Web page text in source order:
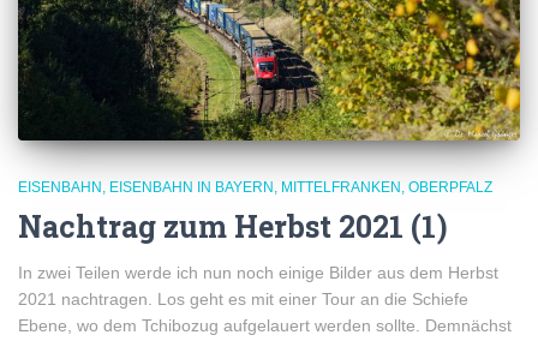
EISENBAHN EISENBAHN IN BAYERN MITTELFRANKEN OBERPFALZ
Nachtrag zum Herbst 2021 (1)
In zwei Teilen werde ich nun noch einige Bilder aus dem Herbst
2021 nachtragen. Los geht es mit einer Tour an die Schiefe
Ebene, wo dem Tchibozug aufgelauert werden sollte. Demnächst